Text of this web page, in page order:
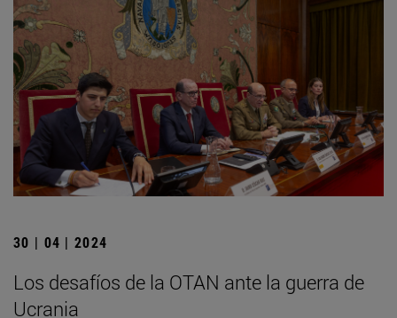
30 | 04 | 2024
Los desafíos de la OTAN ante la guerra de
Ucrania